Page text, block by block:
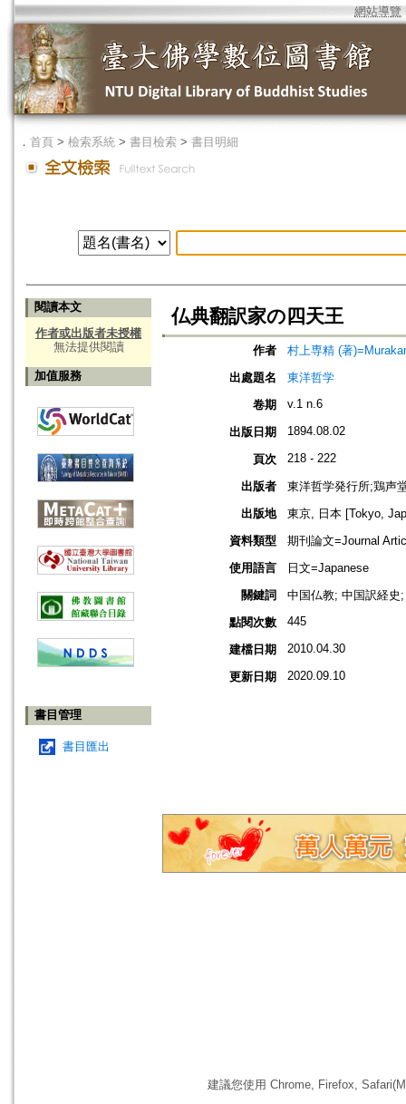
網站導覽
． 首頁 > 檢索系統 > 書目檢索 > 書目明細
閱讀本文
作者或出版者未授權
無法提供閱讀
加值服務
書目管理
書目匯出
仏典翻訳家の四天王
作者
村上専精 (著
出處題名
東洋哲学
卷期
v.1 n.6
出版日期 1894.08.02
頁次 218 - 222
出版者
東洋哲学発行所;鶏声
出版地
東京, 日本 [Tokyo,
資料類型
期刊論文=Journal
使用語言
日文=Japanese
關鍵詞
中国仏教; 中国訳経
點閱次數
445
建檔日期 2010.04.30
更新日期 2020.09.10
建議您使用 Chrome, Firefox,